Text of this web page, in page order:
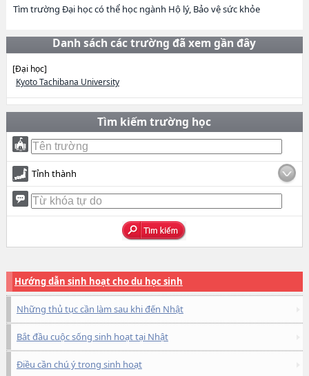
Tìm trường Đại học có thể học ngành Hộ lý, Bảo vệ sức khỏe
Danh sách các trường đã xem gần đây
[Đại học]
Kyoto Tachibana University
Tìm kiếm trường học
Tỉnh thành
Hướng dẫn sinh hoạt cho du học sinh
Những thủ tục cần làm sau khi đến Nhật
Bắt đầu cuộc sống sinh hoạt tại Nhật
Điều cần chú ý trong sinh hoạt